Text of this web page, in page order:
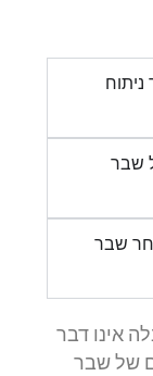
שבר
שבר
אינו דבר
של שבר